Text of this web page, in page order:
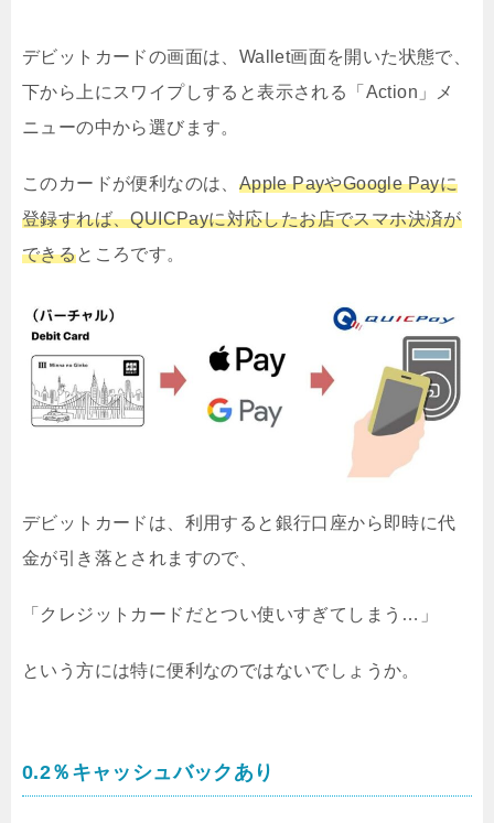
デビットカードの画面は、Wallet画面を開いた状態で、
下から上にスワイプしすると表示される「Action」メ
ニューの中から選びます。
このカードが便利なのは、 Apple PayやGoogle Payに
登録すれば、QUICPayに対応したお店でスマホ決済が
できるところです。
デビットカードは、利用すると銀行口座から即時に代
金が引き落とされますので、
「クレジットカードだとつい使いすぎてしまう…」
という方には特に便利なのではないでしょうか。
0.2％キャッシュバックあり